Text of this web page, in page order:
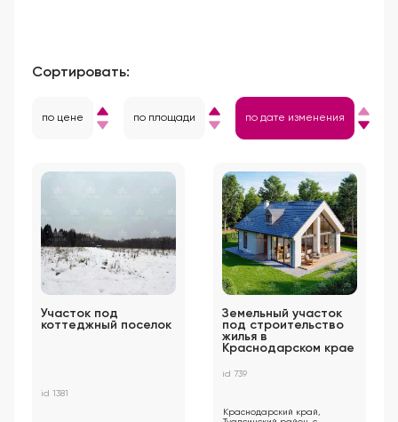
Сортировать:
по цене по площади по дате изменения
Участок под
коттеджный поселок
id 1381
Земельный участок
под строительство
жилья в
Краснодарском крае
id 739
Краснодарский край,